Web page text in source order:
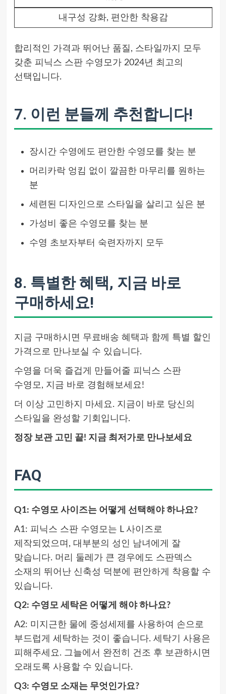
내구성 강화, 편안한 착용감
합리적인 가격과 뛰어난 품질, 스타일까지 모두
갖춘 피닉스 스판 수영모가 2024년 최고의
선택입니다.
7. 이런 분들께 추천합니다!
장시간 수영에도 편안한 수영모를 찾는 분
머리카락 엉킴 없이 깔끔한 마무리를 원하는
분
세련된 디자인으로 스타일을 살리고 싶은 분
가성비 좋은 수영모를 찾는 분
수영 초보자부터 숙련자까지 모두
8. 특별한 혜택, 지금 바로
구매하세요!
지금 구매하시면 무료배송 혜택과 함께 특별 할인
가격으로 만나보실 수 있습니다.
수영을 더욱 즐겁게 만들어줄 피닉스 스판
수영모, 지금 바로 경험해보세요!
더 이상 고민하지 마세요. 지금이 바로 당신의
스타일을 완성할 기회입니다.
정장 보관 고민 끝! 지금 최저가로 만나보세요
FAQ
Q1: 수영모 사이즈는 어떻게 선택해야 하나요?
A1: 피닉스 스판 수영모는 L 사이즈로
제작되었으며, 대부분의 성인 남녀에게 잘
맞습니다. 머리 둘레가 큰 경우에도 스판덱스
소재의 뛰어난 신축성 덕분에 편안하게 착용할 수
있습니다.
Q2: 수영모 세탁은 어떻게 해야 하나요?
A2: 미지근한 물에 중성세제를 사용하여 손으로
부드럽게 세탁하는 것이 좋습니다. 세탁기 사용은
피해주세요. 그늘에서 완전히 건조 후 보관하시면
오래도록 사용할 수 있습니다.
Q3: 수영모 소재는 무엇인가요?